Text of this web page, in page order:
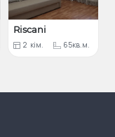
Riscani
2 кім. 65кв.м.